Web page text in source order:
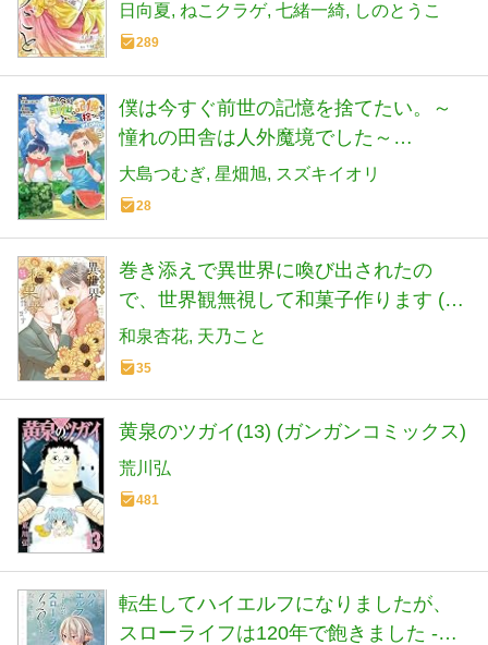
日向夏 ねこクラゲ 七緒一綺 しのとうこ
289
僕は今すぐ前世の記憶を捨てたい。～
憧れの田舎は人外魔境でした～
@COMIC 第5巻 (コロナ・コミックス)
大島つむぎ 星畑旭 スズキイオリ
28
巻き添えで異世界に喚び出されたの
で、世界観無視して和菓子作ります (4)
(マンガワンコミックス)
和泉杏花 天乃こと
35
黄泉のツガイ(13) (ガンガンコミックス)
荒川弘
481
転生してハイエルフになりましたが、
スローライフは120年で飽きました -